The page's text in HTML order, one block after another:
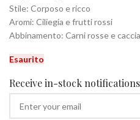
Stile: Corposo e ricco
Aromi: Ciliegia e frutti rossi
Abbinamento: Carni rosse e
Esaurito
Receive in-stock